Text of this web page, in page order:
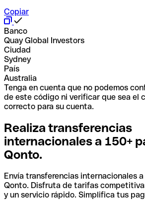
Copiar
Banco
Quay Global Investors
Ciudad
Sydney
País
Australia
Tenga en cuenta que no podemos
de este código ni verificar que sea el
correcto para su cuenta.
Realiza transferencias
internacionales a 150+
Qonto.
Envía transferencias internacionales
Qonto. Disfruta de tarifas
y un servicio rápido. Simplifica tus